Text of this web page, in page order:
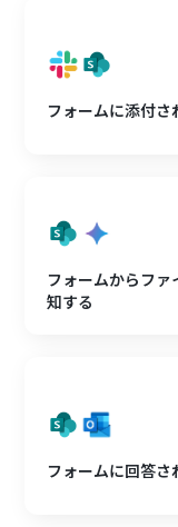
フォームに添付
フォームからフ
知する
フォームに回答